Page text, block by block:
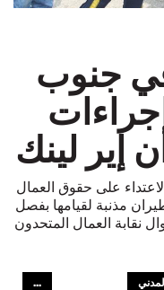
جنوب
إير لينك
على حقوق العمال
مذنبة لقيامها بفصل
نقابة العمال المتحدون
...